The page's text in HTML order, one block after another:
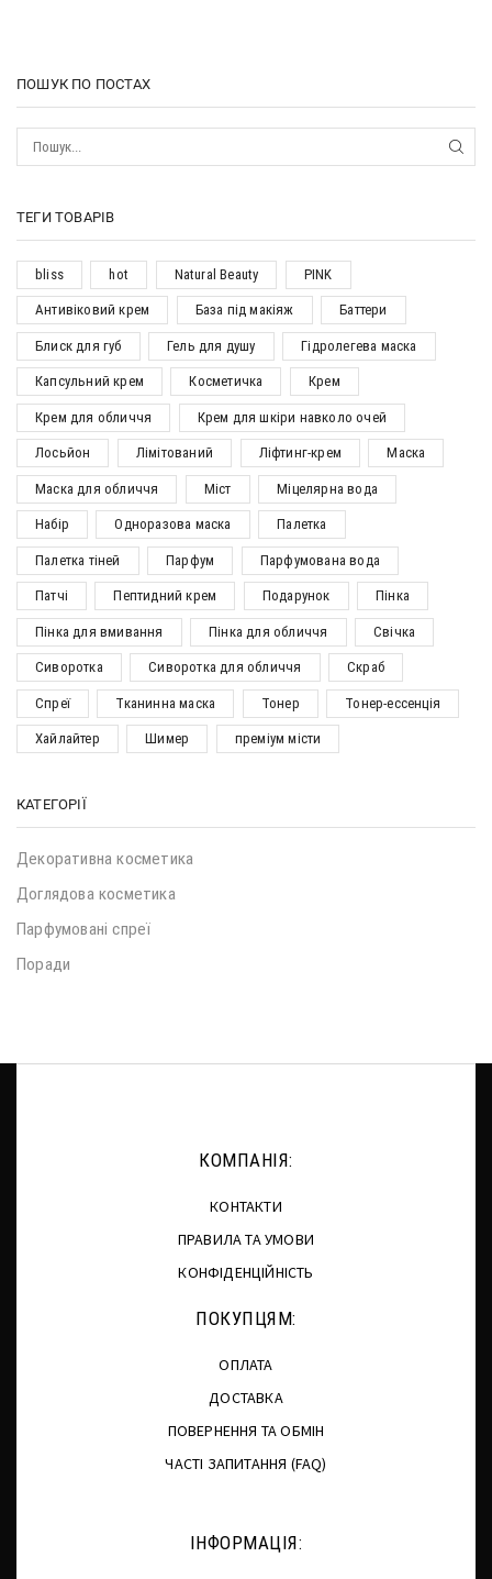
ПОШУК ПО ПОСТАХ
ТЕГИ ТОВАРІВ
bliss hot Natural Beauty PINK
Антивіковий крем База під макіяж Баттери
Блиск для губ Гель для душу Гідролегева маска
Капсульний крем Косметичка Крем
Крем для обличчя Крем для шкіри навколо очей
Лосьйон Лімітований Ліфтинг-крем Маска
Маска для обличчя Міст Міцелярна вода
Набір Одноразова маска Палетка
Палетка тіней Парфум Парфумована вода
Патчі Пептидний крем Подарунок Пінка
Пінка для вмивання Пінка для обличчя Свічка
Сиворотка Сиворотка для обличчя Скраб
Спреї Тканинна маска Тонер Тонер-ессенція
Хайлайтер Шимер преміум місти
КАТЕГОРІЇ
Декоративна косметика
Доглядова косметика
Парфумовані спреї
Поради
КОМПАНІЯ:
КОНТАКТИ
ПРАВИЛА ТА УМОВИ
КОНФІДЕНЦІЙНІСТЬ
ПОКУПЦЯМ:
ОПЛАТА
ДОСТАВКА
ПОВЕРНЕННЯ ТА ОБМІН
ЧАСТІ ЗАПИТАННЯ (FAQ)
ІНФОРМАЦІЯ: